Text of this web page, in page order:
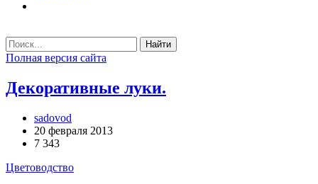
Найти
Полная версия сайта
Декоративные луки.
sadovod
20 февраля 2013
7 343
Цветоводство